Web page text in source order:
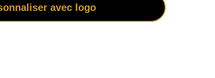
avec logo